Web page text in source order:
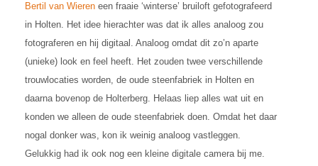
Bertil van Wieren een fraaie ‘winterse’ bruiloft gefotografeerd
in Holten. Het idee hierachter was dat ik alles analoog zou
fotograferen en hij digitaal. Analoog omdat dit zo’n aparte
(unieke) look en feel heeft. Het zouden twee verschillende
trouwlocaties worden, de oude steenfabriek in Holten en
daarna bovenop de Holterberg. Helaas liep alles wat uit en
konden we alleen de oude steenfabriek doen. Omdat het daar
nogal donker was, kon ik weinig analoog vastleggen.
Gelukkig had ik ook nog een kleine digitale camera bij me.